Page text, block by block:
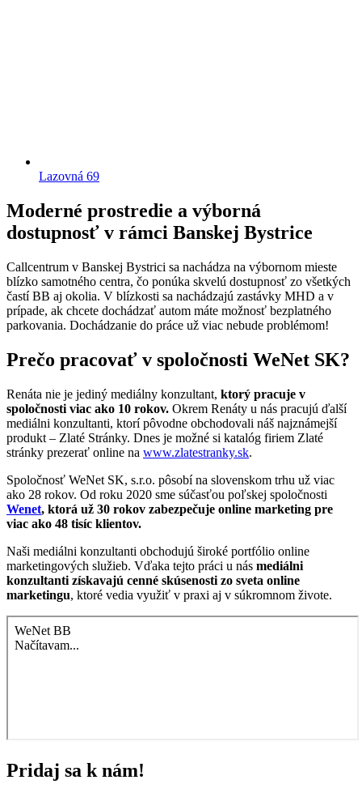
Lazovná 69
Moderné prostredie a výborná
dostupnosť v rámci Banskej Bystrice
Callcentrum v Banskej Bystrici sa nachádza na výbornom mieste
blízko samotného centra, čo ponúka skvelú dostupnosť zo všetkých
častí BB aj okolia. V blízkosti sa nachádzajú zastávky MHD a v
prípade, ak chcete dochádzať autom máte možnosť bezplatného
parkovania. Dochádzanie do práce už viac nebude problémom!
Prečo pracovať v spoločnosti WeNet SK?
Renáta nie je jediný mediálny konzultant, ktorý pracuje v
spoločnosti viac ako 10 rokov. Okrem Renáty u nás pracujú ďalší
mediálni konzultanti, ktorí pôvodne obchodovali náš najznámejší
produkt – Zlaté Stránky. Dnes je možné si katalóg firiem Zlaté
stránky prezerať online na www.zlatestranky.sk.
Spoločnosť WeNet SK, s.r.o. pôsobí na slovenskom trhu už viac
ako 28 rokov. Od roku 2020 sme súčasťou poľskej spoločnosti
Wenet, ktorá už 30 rokov zabezpečuje online marketing pre
viac ako 48 tisíc klientov.
Naši mediálni konzultanti obchodujú široké portfólio online
marketingových služieb. Vďaka tejto práci u nás mediálni
konzultanti získavajú cenné skúsenosti zo sveta online
marketingu, ktoré vedia využiť v praxi aj v súkromnom živote.
Pridaj sa k nám!